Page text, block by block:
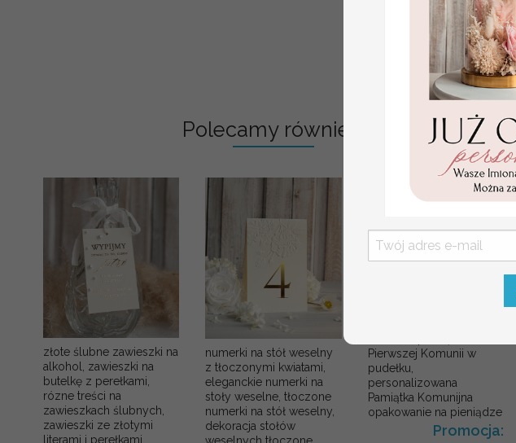
złotymi napisami
Promocja:
151 PLN /
189.00
PLN
Polecamy również:
złote ślubne zawieszki na
alkohol, zawieszki na
butelkę z perełkami,
rózne treści na
zawieszkach ślubnych,
zawieszki ze złotymi
literami i perełkami
numerki na stół weselny
z tłoczonymi kwiatami,
eleganckie numerki na
stoły weselne, tłoczone
numerki na stół weselny,
dekoracja stołów
Pierwszej Komunii w
pudełku,
personalizowana
Pamiątka Komunijna
opakowanie na pieniądze
Promocja: